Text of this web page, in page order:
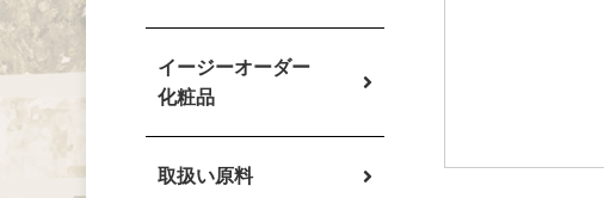
イージーオーダー
化粧品
取扱い原料